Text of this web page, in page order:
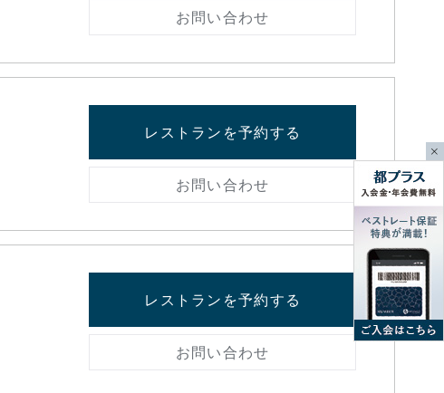
お問い合わせ
レストランを予約する
お問い合わせ
レストランを予約する
お問い合わせ